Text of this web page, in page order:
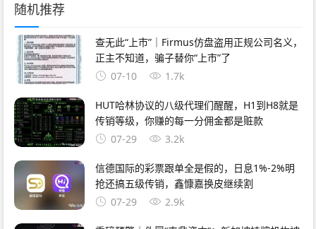
随机推荐
查无此“上市”｜Firmus仿盘盗用正规公司名义，
正主不知道，骗子替你“上市”了
07-10
1.7k
HUT哈林协议的八级代理们醒醒，H1到H8就是
传销等级，你赚的每一分佣金都是赃款
07-29
3.2k
信德国际的彩票跟单全是假的，日息1%-2%明
抢还搞五级传销，鑫慷嘉换皮继续割
07-29
2.9k